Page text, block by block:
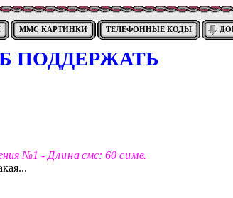
ММС КАРТИНКИ ТЕЛЕФОННЫЕ КОДЫ
ПОДДЕРЖАТЬ
№1 - Д л и н асмс: 60 с и м в.